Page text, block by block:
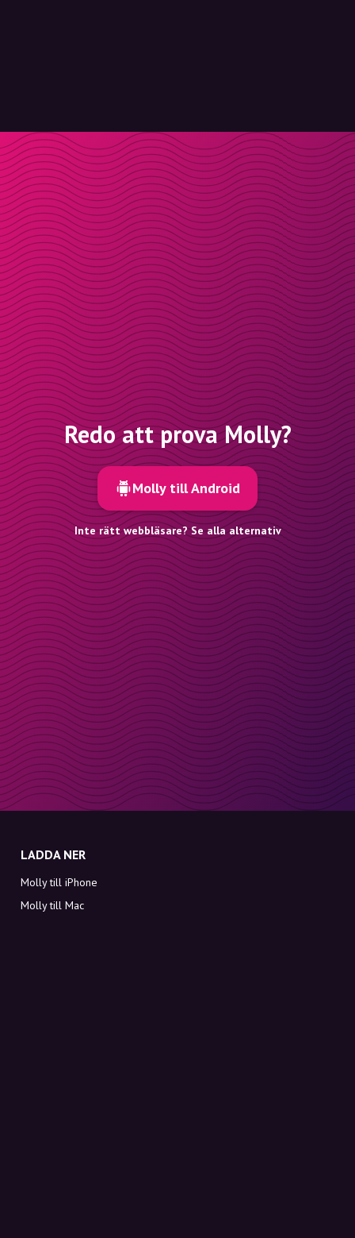
Redo att prova Molly?
Molly till Android
Inte rätt webbläsare? Se alla alternativ
LADDA NER
Molly till iPhone
Molly till Mac